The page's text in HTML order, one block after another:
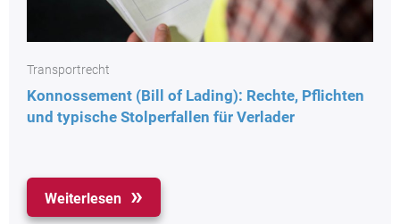
Transportrecht
Konnossement (Bill of Lading): Rechte, Pflichten
und typische Stolperfallen für Verlader
Weiterlesen